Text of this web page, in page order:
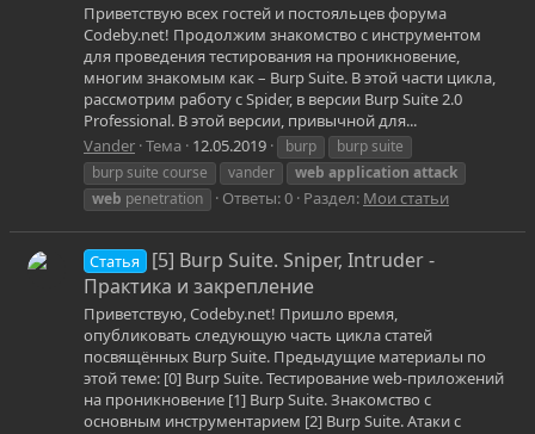
Приветствую всех гостей и постояльцев форума
Codeby.net! Продолжим знакомство с инструментом
для проведения тестирования на проникновение,
многим знакомым как – Burp Suite. В этой части цикла,
рассмотрим работу с Spider, в версии Burp Suite 2.0
Professional. В этой версии, привычной для...
Vander Тема 12.05.2019 burp
burp suite
burp suite course
vander web application attack
web penetration Ответы: 0 Раздел: Мои статьи
Статья
[5] Burp Suite. Sniper, Intruder -
Практика и закрепление
Приветствую, Codeby.net! Пришло время,
опубликовать следующую часть цикла статей
посвящённых Burp Suite. Предыдущие материалы по
этой теме: [0] Burp Suite. Тестирование web-приложений
на проникновение [1] Burp Suite. Знакомство с
основным инструментарием [2] Burp Suite. Атаки с